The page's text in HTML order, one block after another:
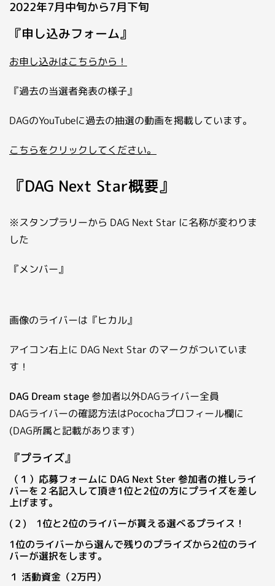
2022年7月中旬から7月下旬
『申し込みフォーム』
お申し込みはこちらから！
『過去の当選者発表の様子』
DAGのYouTubeに過去の抽選の動画を掲載しています。
こちらをクリックしてください。
『DAG Next Star概要』
※スタンプラリーから DAG Next Star に名称が変わりま
した
『メンバー』
画像のライバーは『ヒカル』
アイコン右上に DAG Next Star のマークがついていま
す！
DAG Dream stage 参加者以外DAGライバー全員
DAGライバーの確認方法はPocochaプロフィール欄に
(DAG所属と記載があります)
『プライズ』
（１）応募フォームに DAG Next Ster 参加者の推しライ
バーを２名記入して頂き1位と2位の方にプライズを差し
上げます。
(２) 1位と2位のライバーが貰える選べるプライス！
1位のライバーから選んで残りのプライズから2位のライ
バーが選択をします。
１ 活動資金（2万円）